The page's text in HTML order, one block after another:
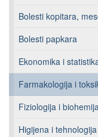
Bolesti kopitara,
Bolesti papkara
Ekonomika i
Farmakologija i
Fiziologija i
Higijena i